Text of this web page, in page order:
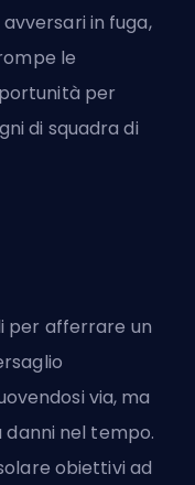
in fuga,
le
per
di squadra di
per afferrare un
via, ma
danni nel tempo.
obiettivi ad